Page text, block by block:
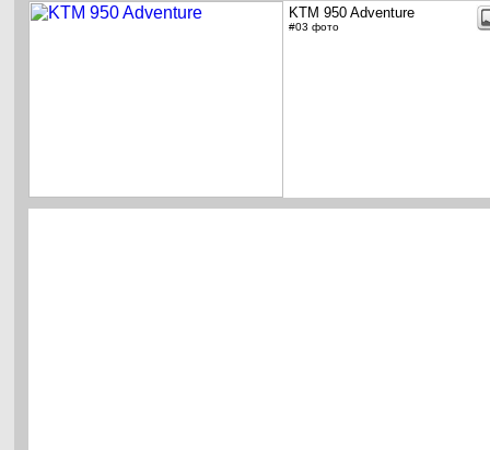
KTM 950 Adventure
#03 фото